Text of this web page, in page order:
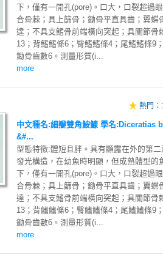
下，僅有一開孔(pore)。口大，口裂超過
合骨棘；具上篩骨；鋤骨平直具齒；翼蝶
達；不具支鰭骨前端橫向突起；具關節骨
13；背鰭鰭條6；臀鰭鰭條4；尾鰭鰭條9
鋤骨齒數6。測量形質(i...
more
熱門：
中文種名:細瓣雙角鮟鱇 學名:Diceratias
&#...
型態特徵:體短且胖。具有顯露在外的第
發光構造，在幼魚時明顯，但成熟體型的
下，僅有一開孔(pore)。口大，口裂超過
合骨棘；具上篩骨；鋤骨平直具齒；翼蝶
達；不具支鰭骨前端橫向突起；具關節骨
13；背鰭鰭條6；臀鰭鰭條4；尾鰭鰭條9
鋤骨齒數6。測量形質(i...
more